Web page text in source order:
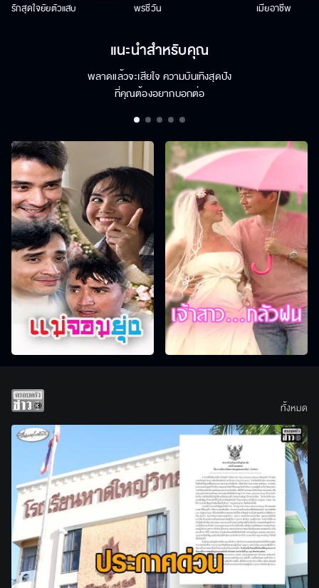
รักสุดใจยัยตัวแสบ พรชีวัน เมียอาชีพ
แนะนำสำหรับคุณ
พลาดแล้วจะเสียใจ ความบันเทิงสุดปัง
ที่คุณต้องอยากบอกต่อ
ทั้งหมด